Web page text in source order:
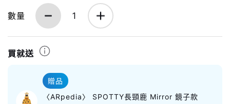
數量 1
買就送
贈品
〈ARpedia〉 SPOTTY長頸鹿 Mirror 鏡子款